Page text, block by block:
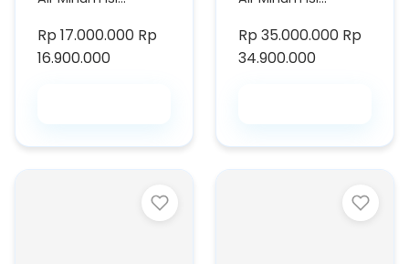
Rp 17.000.000 Rp
16.900.000
Rp 35.000.000 Rp
34.900.000